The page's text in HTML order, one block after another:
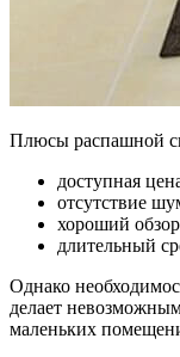
Плюсы распашной
доступная
отсутствие
хороший
длительный
Однако
делает
маленьких